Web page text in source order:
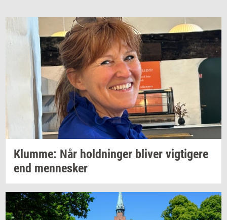
Klum­me: Når hold­nin­ger bli­ver vig­ti­ge­re
end men­ne­sker